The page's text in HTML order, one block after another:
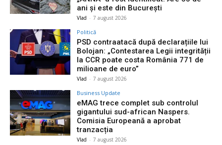
ani și este din București
Vlad - 7 august 2026
Politică
PSD contraatacă după declarațiile lui
Bolojan: „Contestarea Legii integrității
la CCR poate costa România 771 de
milioane de euro”
Vlad - 7 august 2026
Business Update
eMAG trece complet sub controlul
gigantului sud-african Naspers.
Comisia Europeană a aprobat
tranzacția
Vlad - 7 august 2026